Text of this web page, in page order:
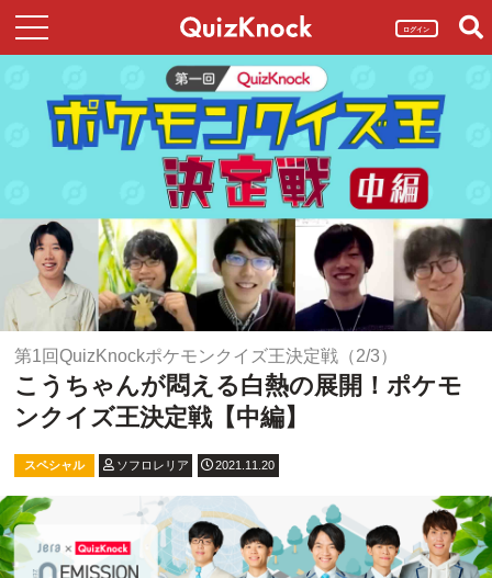
ログイン
第1回QuizKnockポケモンクイズ王決定戦（2/3）
こうちゃんが悶える白熱の展開！ポケモ
ンクイズ王決定戦【中編】
スペシャル ソフロレリア 2021.11.20